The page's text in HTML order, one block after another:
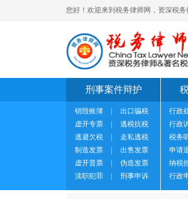
您好！欢迎来到税务律师网，资深税
刑事案件辩护
销毁账簿
出口骗税
虚开专票
逃税抗税
逃避欠税
走私逃税
制造发票
出售发票
虚开普票
伪造发票
渎职犯罪
刑事申诉
行政
行政
税务
申请
纳税
行政